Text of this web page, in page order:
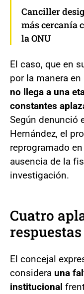
Canciller
más cercanía
la ONU
El caso, que en
por la manera
no llega a una
constantes
Según denunció
Hernández, el
reprogramado
ausencia de la
investigación.
Cuatro
respuestas
El concejal
considera una
institucional